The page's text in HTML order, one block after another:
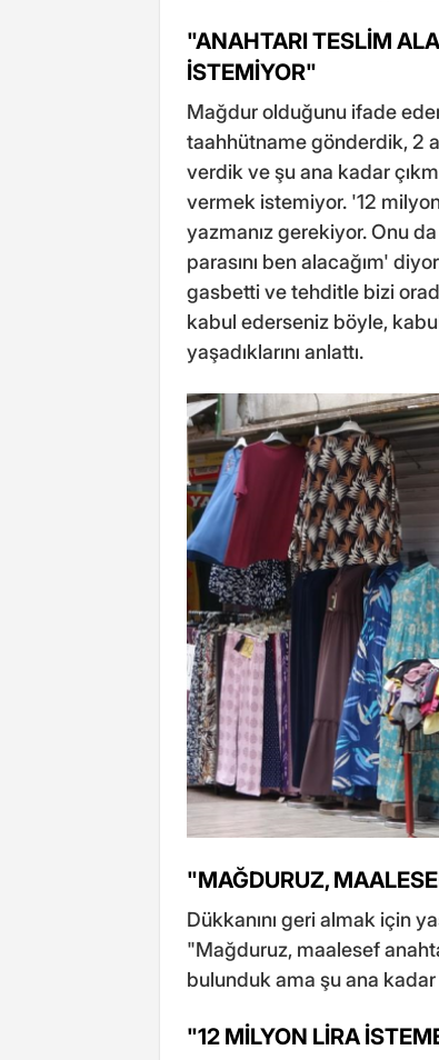
"ANAHTARI TESLİM
İSTEMİYOR"
Mağdur olduğunu ifade
taahhütname gönderdik, 2
verdik ve şu ana kadar
vermek istemiyor. '12
yazmanız gerekiyor. Onu
parasını ben alacağım'
gasbetti ve tehditle bizi
kabul ederseniz böyle,
yaşadıklarını anlattı.
"MAĞDURUZ,
Dükkanını geri almak için
"Mağduruz, maalesef
bulunduk ama şu ana
"12 MİLYON LİRA